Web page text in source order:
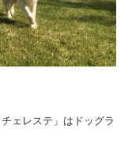
ェレステ」はドッグラ